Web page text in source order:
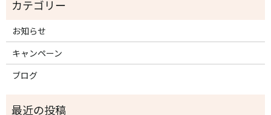
お知らせ
キャンペーン
ブログ